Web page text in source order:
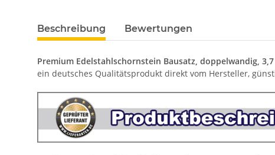
Beschreibung Bewertungen
Premium Edelstahlschornstein Bausatz, doppelwandig, 3,7
ein deutsches Qualitätsprodukt direkt vom Hersteller,